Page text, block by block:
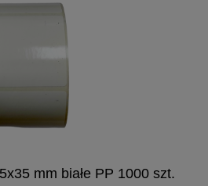
mm białe PP 1000 szt.